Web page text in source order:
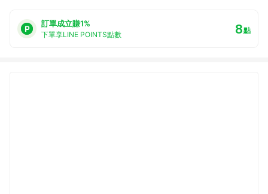
訂單成立賺1%
下單享LINE POINTS點數 8點